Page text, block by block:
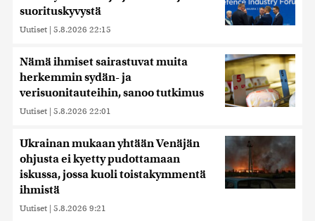
suorituskyvystä
Uutiset | 5.8.2026 22:15
Nämä ihmiset sairastuvat muita
herkemmin sydän- ja
verisuonitauteihin, sanoo tutkimus
Uutiset | 5.8.2026 22:01
Ukrainan mukaan yhtään Venäjän
ohjusta ei kyetty pudottamaan
iskussa, jossa kuoli toistakymmentä
ihmistä
Uutiset | 5.8.2026 9:21